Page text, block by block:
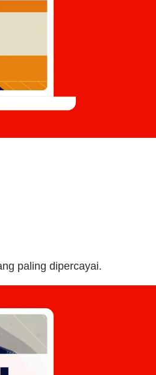
paling dipercayai.